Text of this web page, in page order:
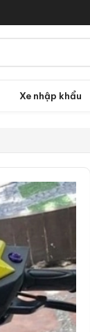
Xe nhập khẩu